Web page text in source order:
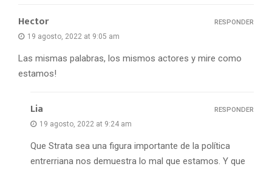
Hector
19 agosto, 2022 at 9:05 am
Las mismas palabras, los mismos actores y mire como
estamos!
RESPONDER
Lia
19 agosto, 2022 at 9:24 am
Que Strata sea una figura importante de la política
entrerriana nos demuestra lo mal que estamos. Y que
RESPONDER